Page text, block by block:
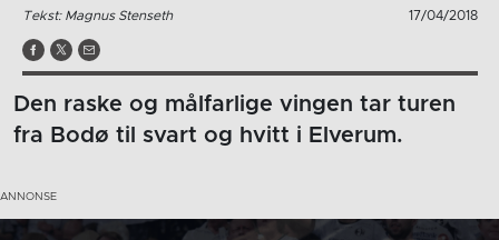
Tekst: Magnus Stenseth 17/04/2018
Den raske og målfarlige vingen tar turen
fra Bodø til svart og hvitt i Elverum.